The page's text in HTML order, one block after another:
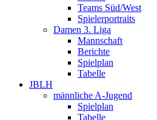
Teams Süd/West
Spielerportraits
Damen 3. Liga
Mannschaft
Berichte
Spielplan
Tabelle
JBLH
männliche A-Jugend
Spielplan
Tabelle